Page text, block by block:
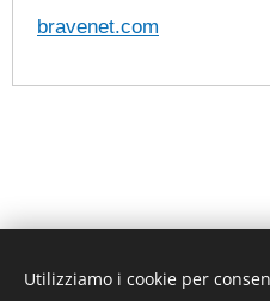
bravenet.com
Unione Superiori Generali - Via
Utilizziamo i cookie per